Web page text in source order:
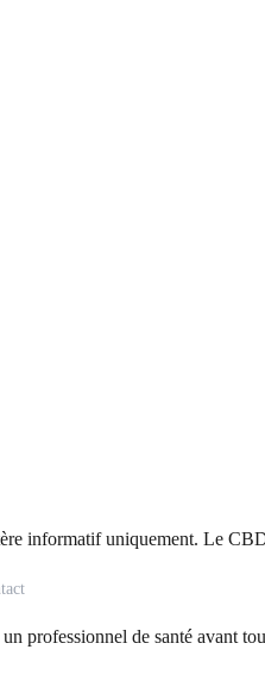
informatif uniquement. Le
professionnel de santé avant